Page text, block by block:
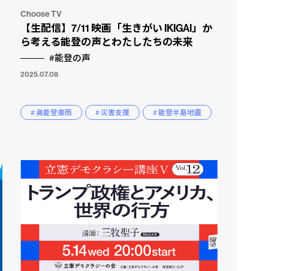
Choose TV
【生配信】7/11 映画「生きがい IKIGAI」か
ら考える能登の声とわたしたちの未来
#能登の声
2025.07.08
# 奥能登豪雨 # 災害支援 # 能登半島地震